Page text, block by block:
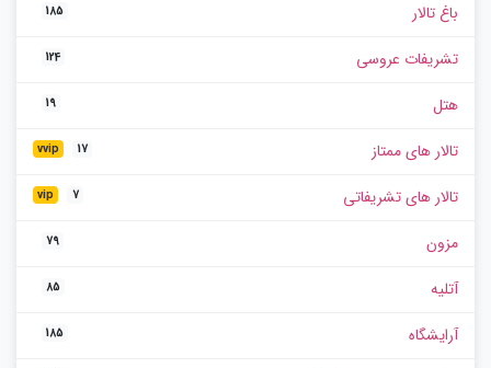
باغ تالار 185
تشریفات عروسی 124
هتل 19
تالار های ممتاز vvip 17
تالار های تشریفاتی vip 7
مزون 79
آتلیه 85
آرایشگاه 185